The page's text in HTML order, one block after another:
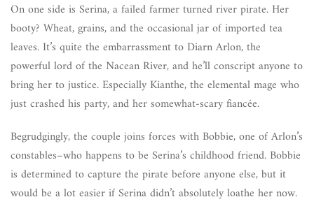
On one side is Serina, a failed farmer turned river pirate. Her
booty? Wheat, grains, and the occasional jar of imported tea
leaves. It’s quite the embarrassment to Diarn Arlon, the
powerful lord of the Nacean River, and he’ll conscript anyone to
bring her to justice. Especially Kianthe, the elemental mage who
just crashed his party, and her somewhat-scary fiancée.
Begrudgingly, the couple joins forces with Bobbie, one of Arlon’s
constables–who happens to be Serina’s childhood friend. Bobbie
is determined to capture the pirate before anyone else, but it
would be a lot easier if Serina didn’t absolutely loathe her now.